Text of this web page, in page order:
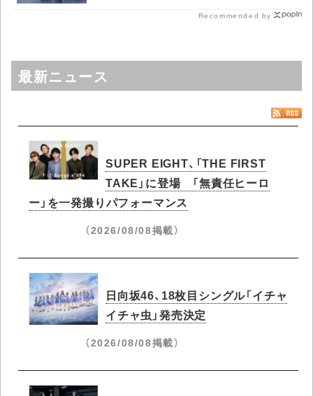
Recommended by
最新ニュース
SUPER EIGHT、「THE FIRST
TAKE」に登場 「無責任ヒーロ
ー」を一発撮りパフォーマンス
（2026/08/08掲載）
日向坂46、18枚目シングル「イチャ
イチャ虫」発売決定
（2026/08/08掲載）